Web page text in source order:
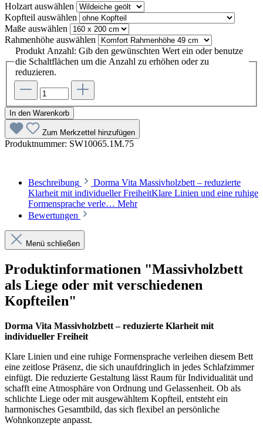
Holzart auswählen
Kopfteil auswählen
Maße auswählen
Rahmenhöhe auswählen
Produkt Anzahl: Gib den gewünschten Wert ein oder benutze
die Schaltflächen um die Anzahl zu erhöhen oder zu
reduzieren.
In den Warenkorb
Zum Merkzettel hinzufügen
Produktnummer: SW10065.1M.75
Beschreibung
Dorma Vita Massivholzbett – reduzierte
Klarheit mit individueller FreiheitKlare Linien und eine ruhige
Formensprache verle… Mehr
Bewertungen
Menü schließen
Produktinformationen "Massivholzbett
als Liege oder mit verschiedenen
Kopfteilen"
Dorma Vita Massivholzbett – reduzierte Klarheit mit
individueller Freiheit
Klare Linien und eine ruhige Formensprache verleihen diesem Bett
eine zeitlose Präsenz, die sich unaufdringlich in jedes Schlafzimmer
einfügt. Die reduzierte Gestaltung lässt Raum für Individualität und
schafft eine Atmosphäre von Ordnung und Gelassenheit. Ob als
schlichte Liege oder mit ausgewähltem Kopfteil, entsteht ein
harmonisches Gesamtbild, das sich flexibel an persönliche
Wohnkonzepte anpasst.